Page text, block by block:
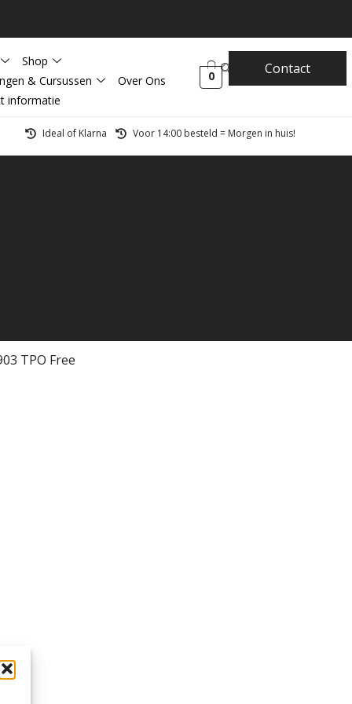
Shop
& Cursussen
Over Ons
informatie
0 Contact
Ideal of Klarna Voor 14:00 besteld = Morgen in huis!
TPO Free